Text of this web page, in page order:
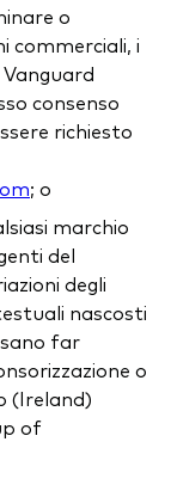
o
commerciali, i
consenso
richiesto
; o
marchio
del
degli
nascosti
far
o
(Ireland)
of